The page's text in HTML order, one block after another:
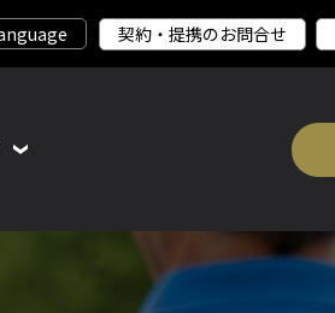
契約・提携のお問合せ